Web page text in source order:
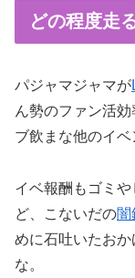
どの程度走
パジャマジャマが
ん勢のファン活
ブ飲まな他のイベ
イベ報酬もゴミ
ど、こないだの闇
めに石吐いたお
な。